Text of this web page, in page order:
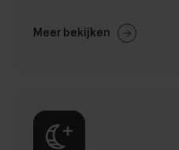
Meer bekijken